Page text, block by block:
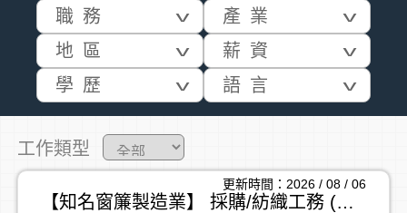
職務 ⅴ 產業 ⅴ
地區 ⅴ 薪資 ⅴ
學歷 ⅴ 語言 ⅴ
工作類型
【知名窗簾製造業】 採購/紡織工務 (年薪百萬, 友善環境,出差機會多)
更新時間：2026 / 08 / 06